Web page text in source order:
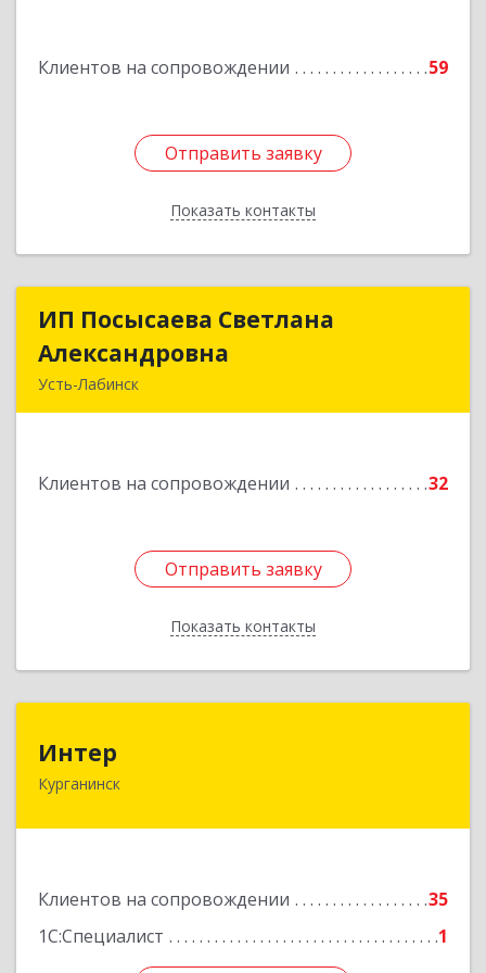
Клиентов на сопровождении 59
Отправить заявку
Показать контакты
Отправить заявку
Назад
ИП Посысаева Светлана
Александровна
Усть-Лабинск
Клиентов на сопровождении 32
Отправить заявку
Показать контакты
ИП Посысаева Светлана
Подробнее
Отправить заявку
Назад
Интер
Курганинск
Клиентов на сопровождении
35
1С:Специалист
1
352430, Краснодарский край, Курганинск г,